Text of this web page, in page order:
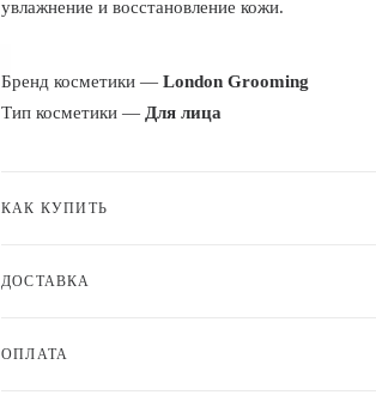
увлажнение и восстановление кожи.
Бренд косметики — London Grooming
Тип косметики — Для лица
КАК КУПИТЬ
ДОСТАВКА
ОПЛАТА